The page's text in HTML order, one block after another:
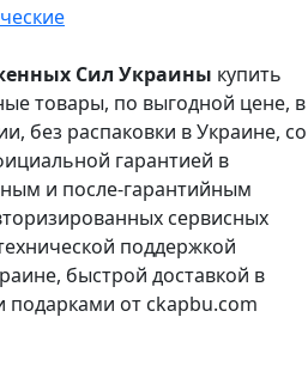
Сил Украины купить
товары, по выгодной цене, в
без распаковки в Украине, со
гарантией в
и после-гарантийным
сервисных
поддержкой
быстрой доставкой в
подарками от ckapbu.com